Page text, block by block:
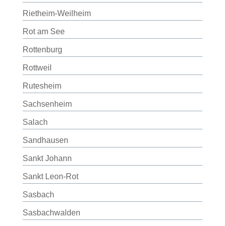
Rietheim-Weilheim
Rot am See
Rottenburg
Rottweil
Rutesheim
Sachsenheim
Salach
Sandhausen
Sankt Johann
Sankt Leon-Rot
Sasbach
Sasbachwalden